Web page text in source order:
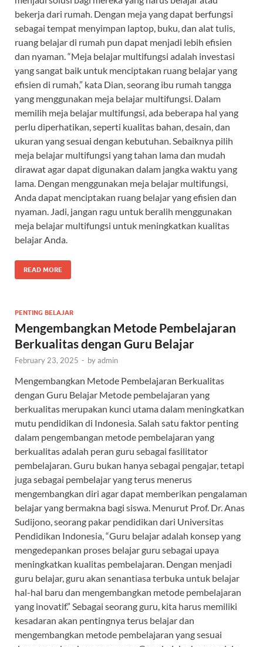
bekerja dari rumah. Dengan meja yang dapat berfungsi
sebagai tempat menyimpan laptop, buku, dan alat tulis,
ruang belajar di rumah pun dapat menjadi lebih efisien
dan nyaman. “Meja belajar multifungsi adalah investasi
yang sangat baik untuk menciptakan ruang belajar yang
efisien di rumah,” kata Dian, seorang ibu rumah tangga
yang menggunakan meja belajar multifungsi. Dalam
memilih meja belajar multifungsi, ada beberapa hal yang
perlu diperhatikan, seperti kualitas bahan, desain, dan
ukuran yang sesuai dengan kebutuhan. Sebaiknya pilih
meja belajar multifungsi yang tahan lama dan mudah
dirawat agar dapat digunakan dalam jangka waktu yang
lama. Dengan menggunakan meja belajar multifungsi,
Anda dapat menciptakan ruang belajar yang efisien dan
nyaman. Jadi, jangan ragu untuk beralih menggunakan
meja belajar multifungsi untuk meningkatkan kualitas
belajar Anda.
READ MORE
PENTING BELAJAR
Mengembangkan Metode Pembelajaran
Berkualitas dengan Guru Belajar
February 23, 2025 - byadmin
Mengembangkan Metode Pembelajaran Berkualitas
dengan Guru Belajar Metode pembelajaran yang
berkualitas merupakan kunci utama dalam meningkatkan
mutu pendidikan di Indonesia. Salah satu faktor penting
dalam pengembangan metode pembelajaran yang
berkualitas adalah peran guru sebagai fasilitator
pembelajaran. Guru bukan hanya sebagai pengajar, tetapi
juga sebagai pembelajar yang terus menerus
mengembangkan diri agar dapat memberikan pengalaman
belajar yang bermakna bagi siswa. Menurut Prof. Dr. Anas
Sudijono, seorang pakar pendidikan dari Universitas
Pendidikan Indonesia, “Guru belajar adalah konsep yang
mengedepankan proses belajar guru sebagai upaya
meningkatkan kualitas pembelajaran. Dengan menjadi
guru belajar, guru akan senantiasa terbuka untuk belajar
hal-hal baru dan mengembangkan metode pembelajaran
yang inovatif.” Sebagai seorang guru, kita harus memiliki
kesadaran akan pentingnya terus belajar dan
mengembangkan metode pembelajaran yang sesuai